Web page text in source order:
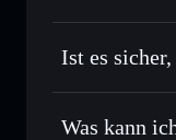
Ist es
Staked Orca
Was kann